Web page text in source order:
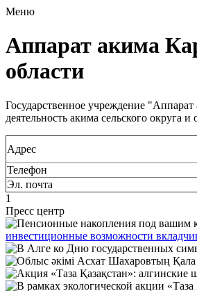
Меню
Аппарат акима
области
Государственное учреждение
деятельность акима сельского
Адрес
Телефон
Эл. почта
1
Пресс центр
инвестиционные возможности